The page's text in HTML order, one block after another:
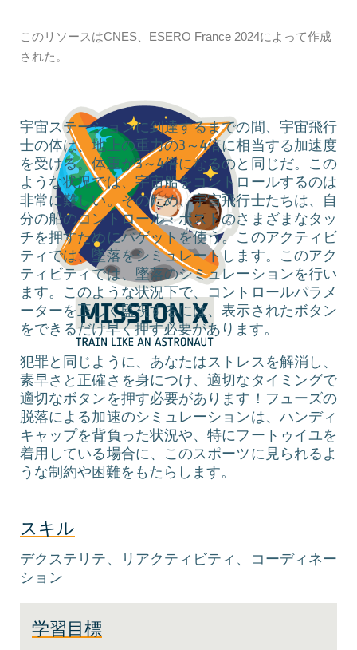
このリソースはCNES、ESERO France 2024によって作成
された。
宇宙ステーションに到達するまでの間、宇宙飛行
士の体は、地上の重力の3～4倍に相当する加速度
を受ける。体重が3～4倍になるのと同じだ。この
ような状況では、宇宙船をコントロールするのは
非常に難しい。そのため、宇宙飛行士たちは、自
分の船のコントロール・ポストのさまざまなタッ
チを押すためにバゲットを使う。このアクティビ
ティでは、墜落をシミュレートします。このアク
ティビティでは、墜落のシミュレーションを行い
ます。このような状況下で、コントロールパラメ
ーターを正しく監視するには、表示されたボタン
をできるだけ早く押す必要があります。
犯罪と同じように、あなたはストレスを解消し、
素早さと正確さを身につけ、適切なタイミングで
適切なボタンを押す必要があります！フューズの
脱落による加速のシミュレーションは、ハンディ
キャップを背負った状況や、特にフートゥイユを
着用している場合に、このスポーツに見られるよ
うな制約や困難をもたらします。
スキル
デクステリテ、リアクティビティ、コーディネー
ション
学習目標